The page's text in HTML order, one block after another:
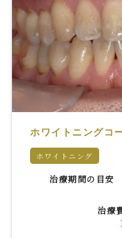
ホワイトニングコ
ホワイトニング
治療期間の目安
治療